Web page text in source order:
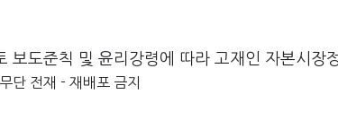
보도준칙 및 윤리강령에 따라 고재인 자본시장
단 전재 - 재배포 금지